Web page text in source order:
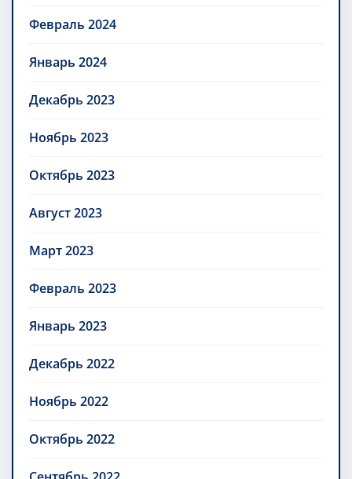
Февраль 2024
Январь 2024
Декабрь 2023
Ноябрь 2023
Октябрь 2023
Август 2023
Март 2023
Февраль 2023
Январь 2023
Декабрь 2022
Ноябрь 2022
Октябрь 2022